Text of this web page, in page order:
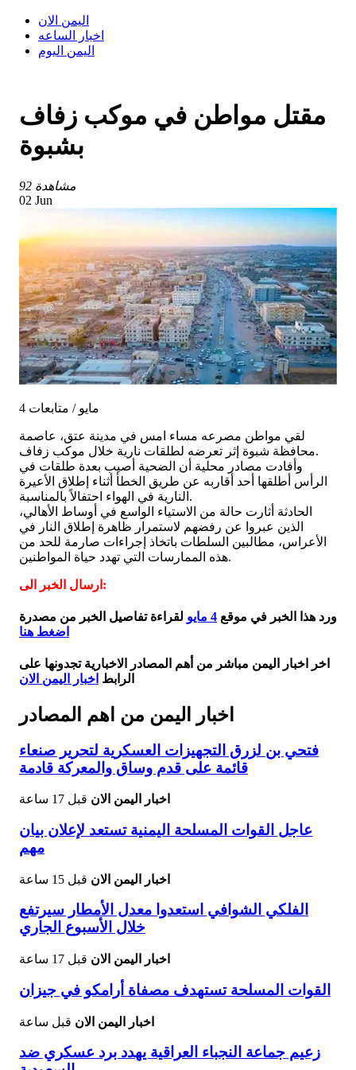
اليمن الان
اخبار الساعه
اليمن اليوم
مقتل مواطن في موكب زفاف
بشبوة
92 مشاهدة
02 Jun
4 مايو / متابعات
لقي مواطن مصرعه مساء امس في مدينة عتق، عاصمة
محافظة شبوة إثر تعرضه لطلقات نارية خلال موكب زفاف.
وأفادت مصادر محلية أن الضحية أصيب بعدة طلقات في
الرأس أطلقها أحد أقاربه عن طريق الخطأ أثناء إطلاق الأعيرة
النارية في الهواء احتفالاً بالمناسبة.
الحادثة أثارت حالة من الاستياء الواسع في أوساط الأهالي،
الذين عبروا عن رفضهم لاستمرار ظاهرة إطلاق النار في
الأعراس، مطالبين السلطات باتخاذ إجراءات صارمة للحد من
هذه الممارسات التي تهدد حياة المواطنين.
ارسال الخبر الى:
ورد هذا الخبر في موقع 4 مايو
لقراءة تفاصيل الخبر من مصدرة
اضغط هنا
اخر اخبار اليمن مباشر من أهم المصادر الاخبارية تجدونها على
الرابط اخبار اليمن الان
اخبار اليمن من اهم المصادر
فتحي بن لزرق التجهيزات العسكرية لتحرير صنعاء
قائمة على قدم وساق والمعركة قادمة
اخبار اليمن الان قبل 17 ساعة
عاجل القوات المسلحة اليمنية تستعد لإعلان بيان
مهم
اخبار اليمن الان قبل 15 ساعة
الفلكي الشوافي استعدوا معدل الأمطار سيرتفع
خلال الأسبوع الجاري
اخبار اليمن الان قبل 17 ساعة
القوات المسلحة تستهدف مصفاة أرامكو في جيزان
اخبار اليمن الان قبل ساعة
زعيم جماعة النجباء العراقية يهدد برد عسكري ضد